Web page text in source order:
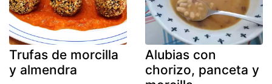
Trufas de morcilla
y almendra
Alubias con
chorizo, panceta y